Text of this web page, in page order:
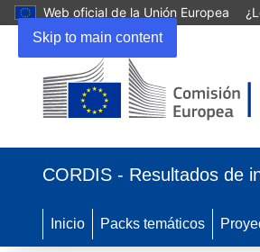
Skip to main content
Web oficial de la Unión Europea
en
nueva
ventana)
CORDIS - Resultados de
Inicio Packs temáticos